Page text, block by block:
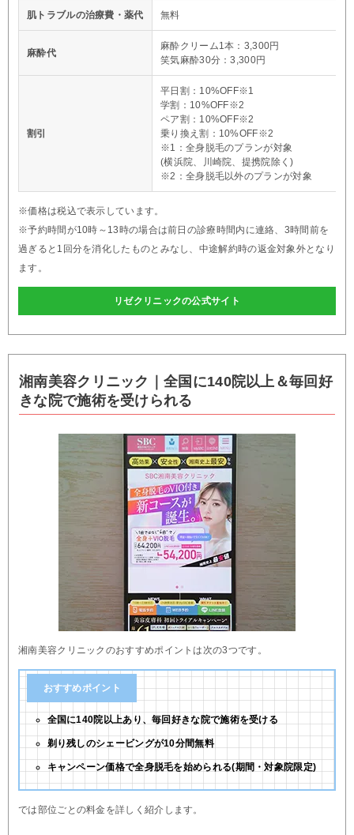
肌トラブルの治療費・薬代 無料
麻酔代
麻酔クリーム1本：3,300円
笑気麻酔30分：3,300円
割引
平日割：10%OFF※1
学割：10%OFF※2
ペア割：10%OFF※2
乗り換え割：10%OFF※2
※1：全身脱毛のプランが対象
(横浜院、川崎院、提携院除く)
※2：全身脱毛以外のプランが対象
※価格は税込で表示しています。
※予約時間が10時～13時の場合は前日の診療時間内に連絡、3時間前を
過ぎると1回分を消化したものとみなし、中途解約時の返金対象外となり
ます。
リゼクリニックの公式サイト
湘南美容クリニック｜全国に140院以上＆毎回好
きな院で施術を受けられる
湘南美容クリニックのおすすめポイントは次の3つです。
おすすめポイント
全国に140院以上あり、毎回好きな院で施術を受ける
剃り残しのシェービングが10分間無料
キャンペーン価格で全身脱毛を始められる(期間・対象院限定)
では部位ごとの料金を詳しく紹介します。